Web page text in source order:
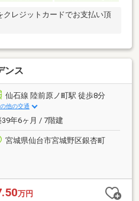
クレジットカードでお支払い頂
ンス
仙石線 陸前原ノ町駅 徒歩8分
他の交通
39年6ヶ月 / 7階建
宮城県仙台市宮城野区銀杏町
万円